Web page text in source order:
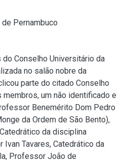
Pernambuco
Conselho Universitário da
no salão nobre da
parte do citado Conselho
um não identificado e
Benemérito Dom Pedro
da Ordem de São Bento),
da disciplina
Ivan Tavares, Catedrático da
Professor João de